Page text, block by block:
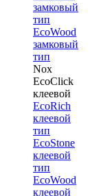
замковый
тип
EcoWood
замковый
тип
Nox
EcoClick
клеевой
EcoRich
клеевой
тип
EcoStone
клеевой
тип
EcoWood
клеевой